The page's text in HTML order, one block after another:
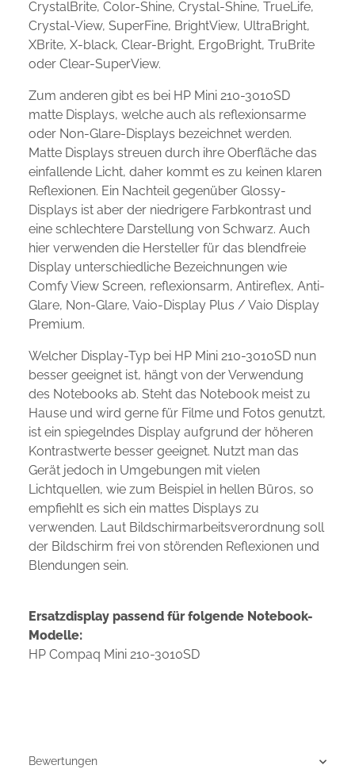
CrystalBrite, Color-Shine, Crystal-Shine, TrueLife,
Crystal-View, SuperFine, BrightView, UltraBright,
XBrite, X-black, Clear-Bright, ErgoBright, TruBrite
oder Clear-SuperView.
Zum anderen gibt es bei HP Mini 210-3010SD
matte Displays, welche auch als reflexionsarme
oder Non-Glare-Displays bezeichnet werden.
Matte Displays streuen durch ihre Oberfläche das
einfallende Licht, daher kommt es zu keinen klaren
Reflexionen. Ein Nachteil gegenüber Glossy-
Displays ist aber der niedrigere Farbkontrast und
eine schlechtere Darstellung von Schwarz. Auch
hier verwenden die Hersteller für das blendfreie
Display unterschiedliche Bezeichnungen wie
Comfy View Screen, reflexionsarm, Antireflex, Anti-
Glare, Non-Glare, Vaio-Display Plus / Vaio Display
Premium.
Welcher Display-Typ bei HP Mini 210-3010SD nun
besser geeignet ist, hängt von der Verwendung
des Notebooks ab. Steht das Notebook meist zu
Hause und wird gerne für Filme und Fotos genutzt,
ist ein spiegelndes Display aufgrund der höheren
Kontrastwerte besser geeignet. Nutzt man das
Gerät jedoch in Umgebungen mit vielen
Lichtquellen, wie zum Beispiel in hellen Büros, so
empfiehlt es sich ein mattes Displays zu
verwenden. Laut Bildschirmarbeitsverordnung soll
der Bildschirm frei von störenden Reflexionen und
Blendungen sein.
Ersatzdisplay passend für folgende Notebook-
Modelle:
HP Compaq Mini 210-3010SD
Bewertungen